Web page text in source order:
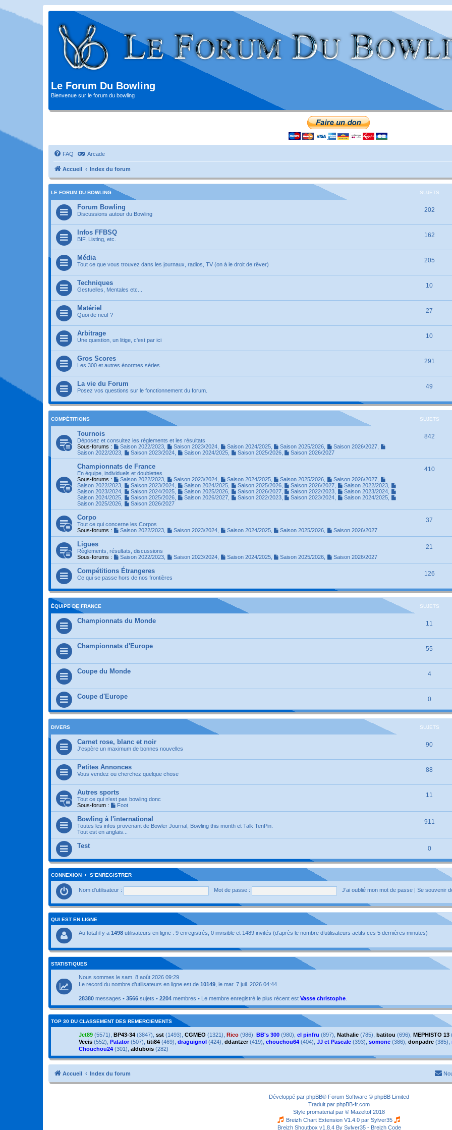
Le Forum Du Bowling
Bienvenue sur le forum du bowling
FAQ Arcade
Accueil Index du forum
LE FORUM DU BOWLING SUJETS
Forum Bowling
Discussions autour du Bowling
202
Infos FFBSQ
BIF, Listing, etc.
162
Média
Tout ce que vous trouvez dans les journaux, radios, TV (on à le droit de rêver)
205
Techniques
Gestuelles, Mentales etc...
10
Matériel
Quoi de neuf ?
27
Arbitrage
Une question, un litige, c'est par ici
10
Gros Scores
Les 300 et autres énormes séries.
291
La vie du Forum
Posez vos questions sur le fonctionnement du forum.
49
COMPÉTITIONS SUJETS
Tournois
Déposez et consultez les règlements et les résultats
Sous-forums :
Saison 2022/2023, Saison 2023/2024, Saison 2024/2025, Saison 2025/2026 Saison 2026/2027
Saison 2022/2023
Saison 2023/2024, Saison 2024/2025, Saison 2025/2026, Saison 2026/2027
842
Championnats de France
En équipe, individuels et doublettes
Sous-forums :
Saison 2022/2023, Saison 2023/2024, Saison 2024/2025, Saison 2025/2026 Saison 2026/2027
Saison 2022/2023
Saison 2023/2024, Saison 2024/2025, Saison 2025/2026, Saison 2026/2027 Saison 2022/2023
Saison 2023/2024
Saison 2024/2025, Saison 2025/2026, Saison 2026/2027, Saison 2022/2023 Saison 2023/2024
Saison 2024/2025
Saison 2025/2026, Saison 2026/2027, Saison 2022/2023, Saison 2023/2024 Saison 2024/2025
Saison 2025/2026
Saison 2026/2027
410
Corpo
Tout ce qui concerne les Corpos
Sous-forums :
Saison 2022/2023, Saison 2023/2024, Saison 2024/2025, Saison 2025/2026 Saison 2026/2027
37
Ligues
Règlements, résultats, discussions
Sous-forums :
Saison 2022/2023, Saison 2023/2024, Saison 2024/2025, Saison 2025/2026 Saison 2026/2027
21
Compétitions Étrangeres
Ce qui se passe hors de nos frontières
126
ÉQUIPE DE FRANCE SUJETS
Championnats du Monde 11
Championnats d'Europe 55
Coupe du Monde 4
Coupe d'Europe 0
DIVERS SUJETS
Carnet rose, blanc et noir
J'espère un maximum de bonnes nouvelles
90
Petites Annonces
Vous vendez ou cherchez quelque chose
88
Autres sports
Tout ce qui n'est pas bowling donc
Sous-forum :
Foot
11
Bowling à l'international
Toutes les infos provenant de Bowler Journal, Bowling this month et Talk TenPin.
Tout est en anglais...
911
Test 0
CONNEXION • S’ENREGISTRER
Nom d’utilisateur : Mot de passe : J’ai oublié mon mot de passe Se souvenir
QUI EST EN LIGNE
Au total il y a 1498 utilisateurs en ligne : 9 enregistrés, 0 invisible et 1489 invités (d’après le nombre d’utilisateurs actifs ces 5 dernières minutes)
STATISTIQUES
Nous sommes le sam. 8 août 2026 09:29
Le record du nombre d’utilisateurs en ligne est de 10149 , le mar. 7 juil. 2026 04:44
28380 messages • 3566 sujets • 2204 membres • Le membre enregistré le plus récent est Vasse christophe
TOP 30 DU CLASSEMENT DES REMERCIEMENTS
Jct89 (5571), BP43-34 (3847), sst (1493), CGMEO (1321), Rico (986), BB's 300 (980), el pinfru (897), Nathalie (785), batitou (696), MEPHISTO 13
Vecis (552), Patator (507), titi84 (469), draguignol (424), ddantzer(419), chouchou64 (404), JJ et Pascale (393), somone (386), donpadre (385),
Chouchou24 (301), aldubois (282)
Accueil Index du forum
Développé par phpBB® Forum Software © phpBB Limited
Traduit par phpBB-fr.com
Style promaterial par © Mazeltof 2018
Breizh Chart Extension V1.4.0 par Sylver35
Breizh Shoutbox v1.8.4 By Sylver35 - Breizh Code